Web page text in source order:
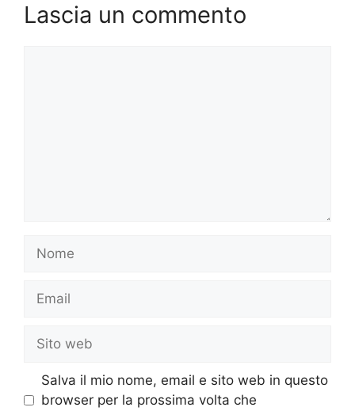
Lascia un commento
Nome
Email
Sito
web
Salva il mio nome, email e sito web in questo
browser per la prossima volta che